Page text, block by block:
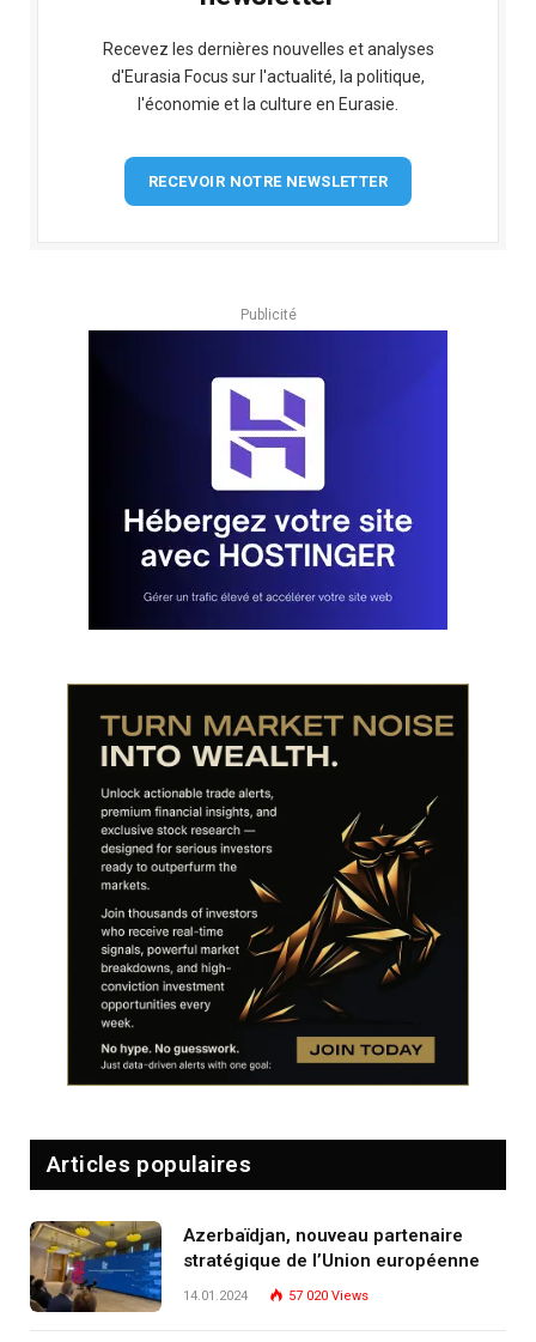
Recevez les dernières nouvelles et analyses
d'Eurasia Focus sur l'actualité, la politique,
l'économie et la culture en Eurasie.
RECEVOIR NOTRE NEWSLETTER
Publicité
Articles populaires
Azerbaïdjan, nouveau partenaire
stratégique de l’Union européenne
14.01.2024 57 020 Views